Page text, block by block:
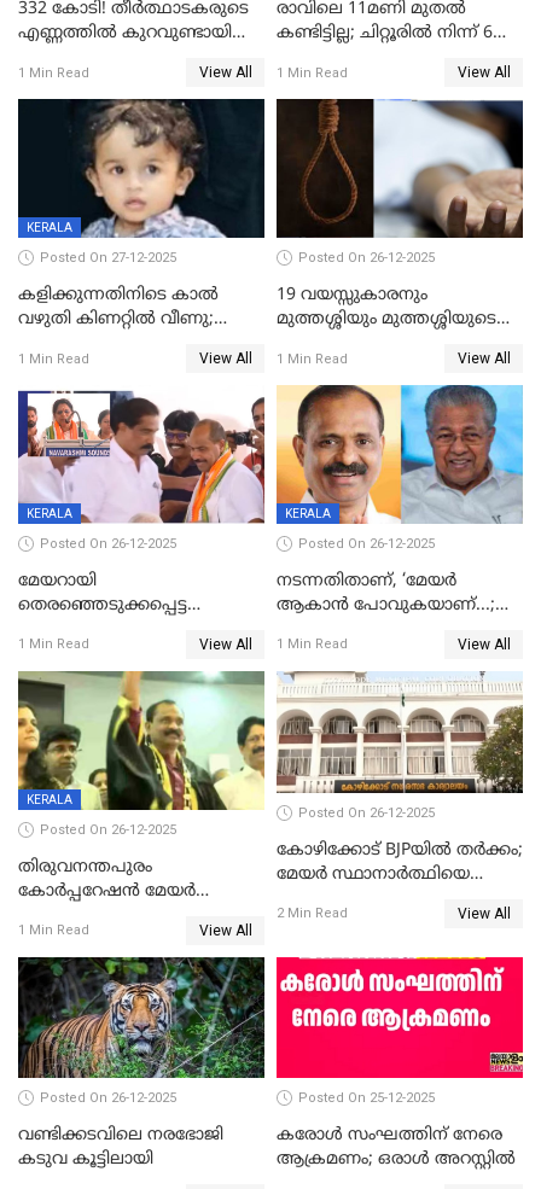
332 കോടി! തീർത്ഥാടകരുടെ
എണ്ണത്തിൽ കുറവുണ്ടായിട്ടും
കുതിച്ചുയരുന്നു
1 Min Read View All
രാവിലെ 11മണി മുതൽ
കണ്ടിട്ടില്ല; ചിറ്റൂരിൽ നിന്ന് 6
1 Min Read View All
KERALA
Posted On 27-12-2025
കളിക്കുന്നതിനിടെ കാൽ
വഴുതി കിണറ്റിൽ വീണു;
ദാരുണാന്ത്യം
1 Min Read View All
Posted On 26-12-2025
19 വയസ്സുകാരനും
മുത്തശ്ശിയും മുത്തശ്ശിയുടെ
മരിച്ചനിലയിൽ
1 Min Read View All
KERALA
Posted On 26-12-2025
മേയറായി
തെരഞ്ഞെടുക്കപ്പെട്ട
ആദ്യ വോട്ട് അസാധു; കണ്ണൂർ
ഡെപ്യൂട്ടി മേയർ സ്ഥാനത്ത്
താഹിറിന് വിജയം
1 Min Read View All
KERALA
Posted On 26-12-2025
നടന്നതിതാണ്, ‘മേയർ
ആകാൻ പോവുകയാണ്...;
മുഖ്യമന്ത്രിയുടെ ഓഫീസ്
തന്നെ വിശദീകരിയ്ക്കുന്നു;
സത്യമിതാണ്
1 Min Read View All
KERALA
Posted On 26-12-2025
തിരുവനന്തപുരം
കോര്‍പ്പറേഷന്‍ മേയര്‍
ഹൈക്കോടതിയിലേക്ക്;
സത്യപ്രതിജ്ഞ ചടങ്ങില്‍
ചട്ടലംഘനമെന്ന് പാർട്ടി
1 Min Read View All
Posted On 26-12-2025
കോഴിക്കോട് BJPയിൽ തർക്കം;
മേയർ സ്ഥാനാർത്ഥിയെ
2 Min Read View All
Posted On 26-12-2025
വണ്ടിക്കടവിലെ നരഭോജി
കടുവ കൂട്ടിലായി
Posted On 25-12-2025
കരോള്‍ സംഘത്തിന് നേരെ
ആക്രമണം; ഒരാള്‍ അറസ്റ്റില്‍